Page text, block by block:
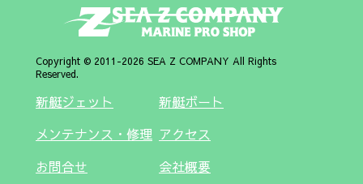
Copyright © 2011-2026 SEA Z COMPANY All Rights
Reserved.
新艇ジェット
新艇ボート
メンテナンス・修理 アクセス
お問合せ
会社概要